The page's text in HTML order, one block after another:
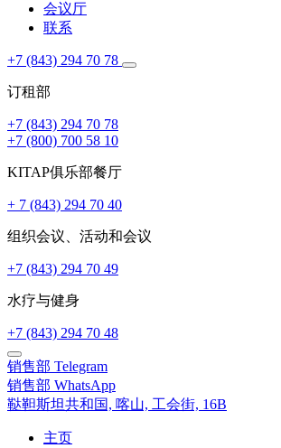
会议厅
联系
+7 (843) 294 70 78
订租部
+7 (843) 294 70 78
+7 (800) 700 58 10
KITAP俱乐部餐厅
+ 7 (843) 294 70 40
组织会议、活动和会议
+7 (843) 294 70 49
水疗与健身
+7 (843) 294 70 48
销售部 Telegram
销售部 WhatsApp
鞑靼斯坦共和国, 喀山, 工会街, 16B
主页